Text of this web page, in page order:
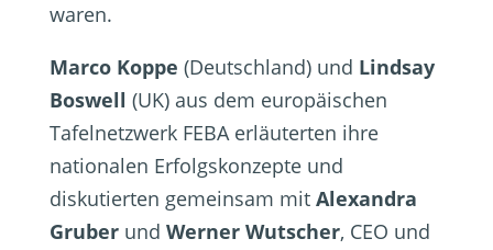
waren.
Marco Koppe (Deutschland) und Lindsay
Boswell (UK) aus dem europäischen
Tafelnetzwerk FEBA erläuterten ihre
nationalen Erfolgskonzepte und
diskutierten gemeinsam mit Alexandra
Gruberund Werner Wutscher, CEO und